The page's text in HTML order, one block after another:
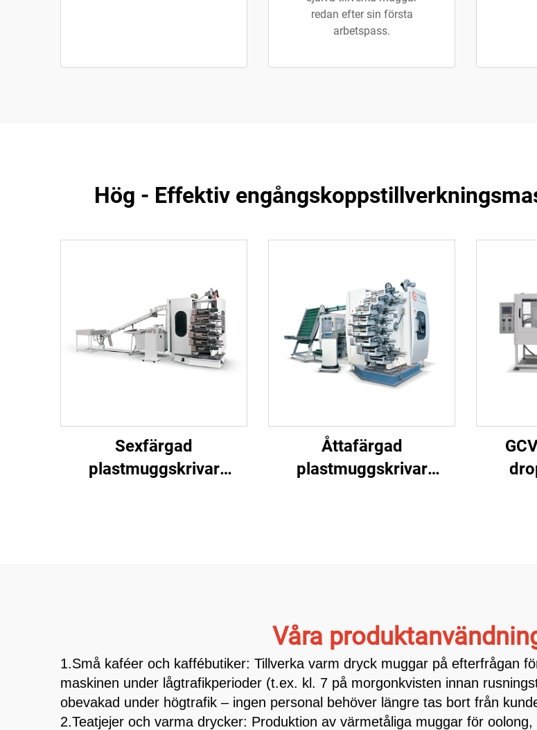
redan efter sin första
arbetspass.
Hög - Effektiv
Sexfärgad
plastmuggskrivar
Åttafärgad
plastmuggskrivar
Våra
1.Små kaféer och kaffébutiker: Tillverka varm dryck muggar på efterfrågan
maskinen under lågtrafikperioder (t.ex. kl. 7 på morgonkvisten innan
obevakad under högtrafik – ingen personal behöver längre tas bort från
2.Teatjejer och varma drycker: Produktion av värmetåliga muggar för